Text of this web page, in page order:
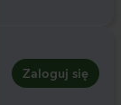
Zaloguj się